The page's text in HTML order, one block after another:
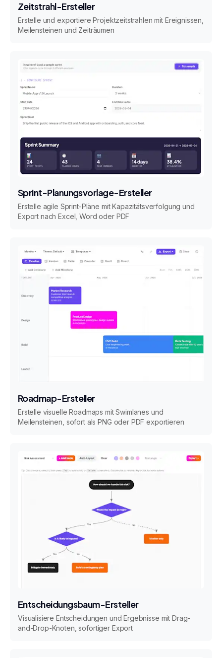
Zeitstrahl-Ersteller
Erstelle und exportiere Projektzeitstrahlen mit Ereignissen,
Meilensteinen und Zeiträumen
Sprint-Planungsvorlage-Ersteller
Erstelle agile Sprint-Pläne mit Kapazitätsverfolgung und
Export nach Excel, Word oder PDF
Roadmap-Ersteller
Erstelle visuelle Roadmaps mit Swimlanes und
Meilensteinen, sofort als PNG oder PDF exportieren
Entscheidungsbaum-Ersteller
Visualisiere Entscheidungen und Ergebnisse mit Drag-
and-Drop-Knoten, sofortiger Export